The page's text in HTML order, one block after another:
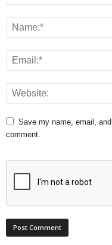
Save my name, email,
comment.